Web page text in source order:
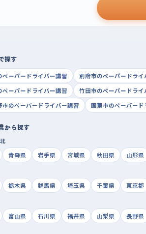
探す
ペーパードライバー講習 別府市のペーパードライ
ペーパードライバー講習
竹田市のペーパードライ
市のペーパードライバー講習
国東市のペーパード
から探す
青森県 岩手県 宮城県 秋田県 山形県
栃木県 群馬県 埼玉県 千葉県 東京都
富山県 石川県 福井県 山梨県 長野県